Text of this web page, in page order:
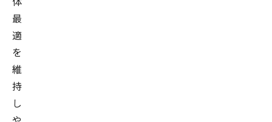
最
適
を
維
持
し